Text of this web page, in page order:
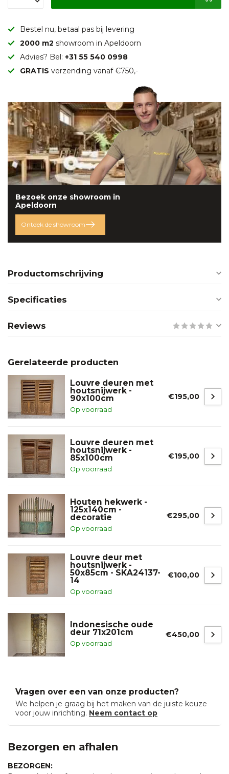
Bestel nu, betaal pas bij levering
2000 m2 showroom in Apeldoorn
Advies? Bel: +31 55 540 0998
GRATIS verzending vanaf €750,-
Bezoek onze showroom in
Apeldoorn
Ontdek de showroom
Productomschrijving
Specificaties
Reviews
Gerelateerde producten
Louvre deuren met
houtsnijwerk -
90x100cm
Op voorraad
€195,00
Louvre deuren met
houtsnijwerk -
85x100cm
Op voorraad
€195,00
Houten hekwerk -
125x140cm -
decoratie
Op voorraad
€295,00
Louvre deur met
houtsnijwerk -
50x85cm - SKA24137-
14
Op voorraad
€100,00
Indonesische oude
deur 71x201cm
Op voorraad
€450,00
Vragen over een van onze producten?
We helpen je graag bij het maken van de juiste keuze
voor jouw inrichting. Neem contact op
Bezorgen en afhalen
BEZORGEN: